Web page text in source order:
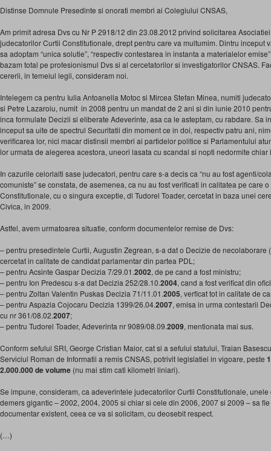
Distinse Domnule Presedinte si onorati membri ai Colegiului CNSAS,
Am primit adresa Dvs cu Nr P 2918/12 din 23.08.2012 privind solicitarea
judecatorilor Curtii Constitutionale, drept pentru care va multumim. Dintru inceput
sa adoptam “unica solutie”, “respectiv contestarea in instanta a materialelor
bazam total pe profesionismul Dvs si al cercetatorilor si investigatorilor CNSAS.
cererii, in temeiul legii, consideram noi.
Intelegem ca pentru Iulia Antoanella Motoc si Mircea Stefan Minea, numiti
si Petre Lazaroiu, numit in 2008 pentru un mandat de 2 ani si din iunie 2010
inca formulate Decizii si eliberate Adeverinte, asa ca le asteptam, cu rabdare. Sa
inceput sa uite de spectrul Securitatii din moment ce in doi, respectiv patru ani,
verificarea lor, nici macar distinsii membri ai partidelor politice si Parlamentului
lor urmata de alegerea acestora, uneori lasata cu scandal si nopti nedormite
In cazurile celorlalti sase judecatori, pentru care s-a decis ca “nu au fost agenti/
comuniste” se constata, de asemenea, ca nu au fost verificati in calitatea pe care
Constitutionale, cu o singura exceptie, dl Tudorel Toader, cercetat in baza unei
Civica, in 2009.
Astfel, avem urmatoarea situatie, conform documentelor remise de Dvs:
– pentru presedintele Curtii, Augustin Zegrean, s-a dat o Decizie de necolaborare
cercetat in calitate de candidat parlamentar din partea PDL;
– pentru Acsinte Gaspar Decizia 7/29.01.2002, de pe cand a fost ministru;
– pentru Ion Predescu s-a dat Decizia 252/28.10.2004, cand a fost verificat din
– pentru Zoltan Valentin Puskas Decizia 71/11.01.2005, verficat tot in calitate de
– pentru Aspazia Cojocaru Decizia 1399/26.04.2007, emisa in urma contestarii
cu nr 361/08.02.2007;
– pentru Tudorel Toader, Adeverinta nr 9089/08.09.2009, mentionata mai sus.
Conform sefului SRI, George Cristian Maior, cat si a sefului statului, Traian
Serviciul Roman de Informatii a remis CNSAS, potrivit legislatiei in vigoare, peste
2.000.000 de volume (nu mai stim cati kilometri liniari).
Se impune, consideram, ca adeverintele judecatorilor Curtii Constitutionale,
demers gigantic – 2002, 2004, 2005 si chiar si cele din 2006, 2007 si 2009 – sa
documentar existent, ceea ce va si solicitam, cu deosebit respect.
(…)